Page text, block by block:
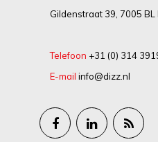
Gildenstraat 39, 7005
Telefoon +31 (0) 314
E-mail info@dizz.nl